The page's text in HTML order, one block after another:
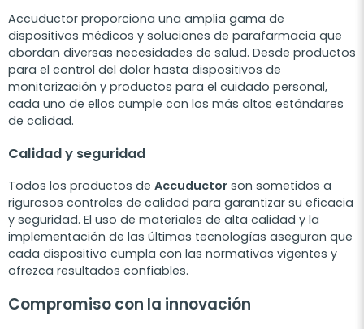
Accuductor proporciona una amplia gama de
dispositivos médicos y soluciones de parafarmacia que
abordan diversas necesidades de salud. Desde productos
para el control del dolor hasta dispositivos de
monitorización y productos para el cuidado personal,
cada uno de ellos cumple con los más altos estándares
de calidad.
Calidad y seguridad
Todos los productos de Accuductor son sometidos a
rigurosos controles de calidad para garantizar su eficacia
y seguridad. El uso de materiales de alta calidad y la
implementación de las últimas tecnologías aseguran que
cada dispositivo cumpla con las normativas vigentes y
ofrezca resultados confiables.
Compromiso con la innovación